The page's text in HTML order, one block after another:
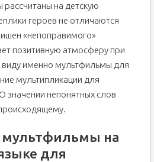
на детскую
героев не отличаются
«непоправимого»
позитивную атмосферу при
именно мультфильмы для
мультипликации для
значении непонятных слов
на
для